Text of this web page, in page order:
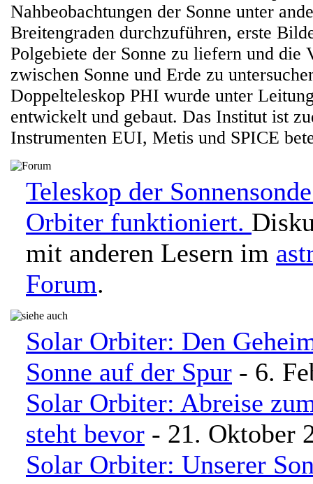
Nahbeobachtungen der Sonne unter
Breitengraden durchzuführen, erste
Polgebiete der Sonne zu liefern und die
zwischen Sonne und Erde zu
Doppelteleskop PHI wurde unter
entwickelt und gebaut. Das Institut ist
Instrumenten EUI, Metis und SPICE
Teleskop der
Orbiter funktioniert.
mit anderen Lesern im
Forum.
Solar Orbiter: Den
Sonne auf der Spur - 6.
Solar Orbiter: Abreise
steht bevor - 21. Oktober
Solar Orbiter: Unserer